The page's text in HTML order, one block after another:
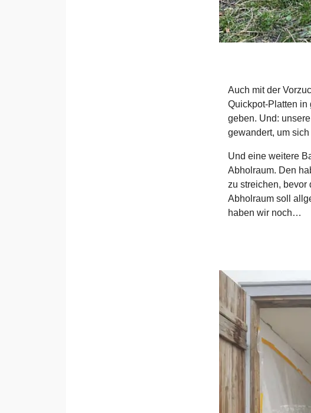
Auch mit der
Quickpot-Platten in
geben. Und:
gewandert, um
Und eine weitere
Abholraum. Den
zu streichen, bevor
Abholraum soll
haben wir noch…